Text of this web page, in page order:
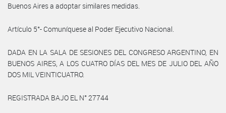
Buenos Aires a adoptar similares medidas.
Artículo 5°- Comuníquese al Poder Ejecutivo Nacional.
DADA EN LA SALA DE SESIONES DEL CONGRESO ARGENTINO, EN
BUENOS AIRES, A LOS CUATRO DÍAS DEL MES DE JULIO DEL AÑO
DOS MIL VEINTICUATRO.
REGISTRADA BAJO EL N° 27744